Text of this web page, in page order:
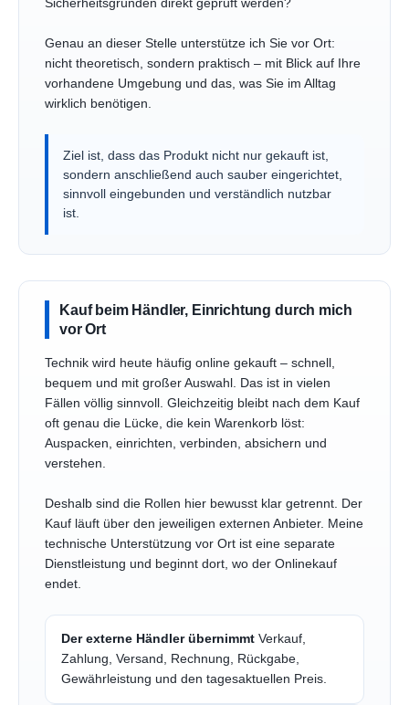
Sicherheitsgründen direkt geprüft werden?
Genau an dieser Stelle unterstütze ich Sie vor Ort:
nicht theoretisch, sondern praktisch – mit Blick auf Ihre
vorhandene Umgebung und das, was Sie im Alltag
wirklich benötigen.
Ziel ist, dass das Produkt nicht nur gekauft ist,
sondern anschließend auch sauber eingerichtet,
sinnvoll eingebunden und verständlich nutzbar
ist.
Kauf beim Händler, Einrichtung durch mich
vor Ort
Technik wird heute häufig online gekauft – schnell,
bequem und mit großer Auswahl. Das ist in vielen
Fällen völlig sinnvoll. Gleichzeitig bleibt nach dem Kauf
oft genau die Lücke, die kein Warenkorb löst:
Auspacken, einrichten, verbinden, absichern und
verstehen.
Deshalb sind die Rollen hier bewusst klar getrennt. Der
Kauf läuft über den jeweiligen externen Anbieter. Meine
technische Unterstützung vor Ort ist eine separate
Dienstleistung und beginnt dort, wo der Onlinekauf
endet.
Der externe Händler übernimmt Verkauf,
Zahlung, Versand, Rechnung, Rückgabe,
Gewährleistung und den tagesaktuellen Preis.